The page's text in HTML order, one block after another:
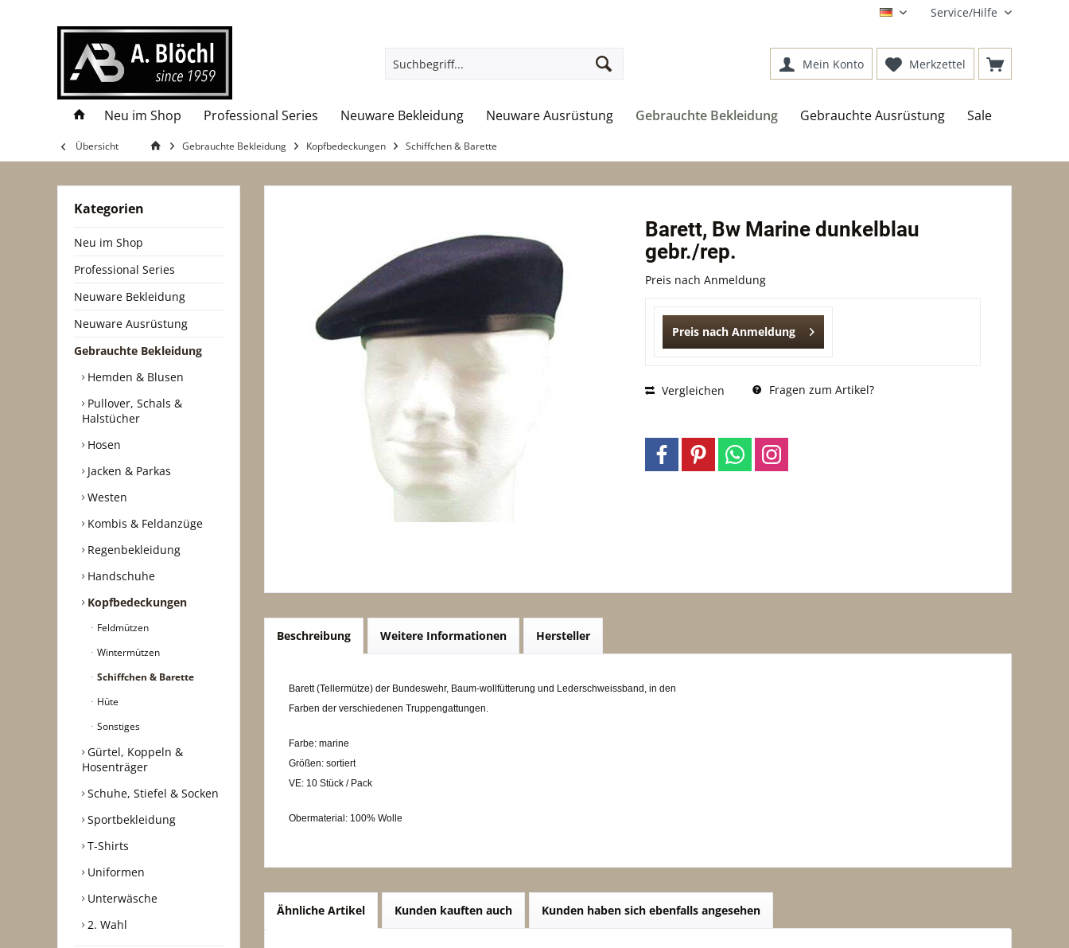
DE Service/Hilfe
Merkzettel
Mein Konto
Neu im Shop Professional Series Neuware Bekleidung Neuware Ausrüstung Gebrauchte Bekleidung Gebrauchte Ausrüstung Sale
Übersicht Gebrauchte Bekleidung Kopfbedeckungen Schiffchen & Barette
Kategorien
Neu im Shop
Professional Series
Neuware Bekleidung
Neuware Ausrüstung
Gebrauchte Bekleidung
Hemden & Blusen
Pullover, Schals &
Halstücher
Hosen
Jacken & Parkas
Westen
Kombis & Feldanzüge
Regenbekleidung
Handschuhe
Kopfbedeckungen
Feldmützen
Wintermützen
Schiffchen & Barette
Hüte
Sonstiges
Gürtel, Koppeln &
Hosenträger
Schuhe, Stiefel & Socken
Sportbekleidung
T-Shirts
Uniformen
Unterwäsche
2. Wahl
Barett, Bw Marine dunkelblau
gebr./rep.
Preis nach Anmeldung
Preis nach Anmeldung
Vergleichen Fragen zum Artikel?
Beschreibung Weitere Informationen Hersteller
Barett (Tellermütze) der Bundeswehr, Baum-wollfütterung und Lederschweissband, in den
Farben der verschiedenen Truppengattungen.
Farbe: marine
Größen: sortiert
VE: 10 Stück / Pack
Obermaterial: 100% Wolle
Ähnliche Artikel Kunden kauften auch Kunden haben sich ebenfalls angesehen